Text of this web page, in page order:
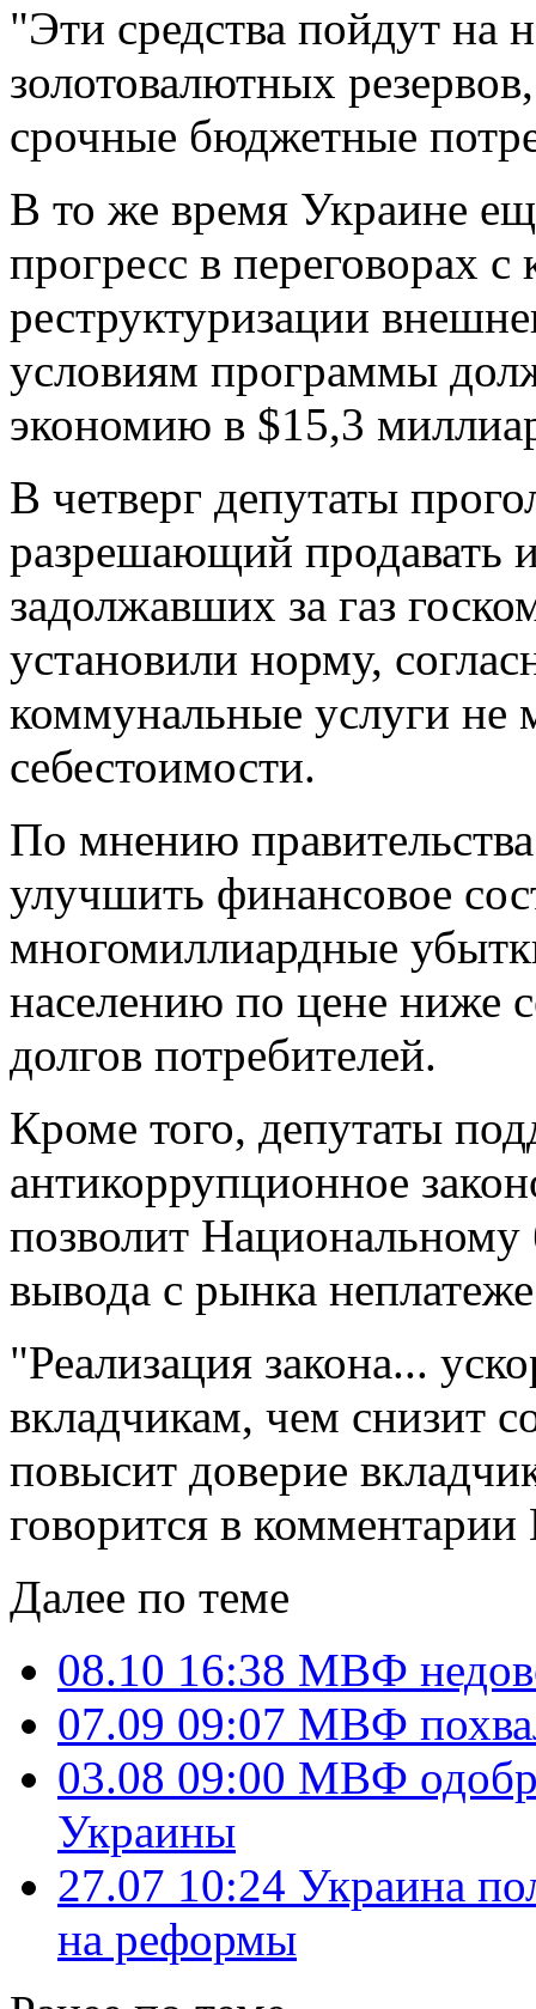
"Эти средства пойдут на
золотовалютных
срочные бюджетные
В то же время Украине
прогресс в переговорах
реструктуризации
условиям программы
экономию в $15,3
В четверг депутаты
разрешающий продавать
задолжавших за газ
установили норму,
коммунальные услуги не
себестоимости.
По мнению
улучшить финансовое
многомиллиардные
населению по цене ниже
долгов потребителей.
Кроме того, депутаты
антикоррупционное
позволит Национальному
вывода с рынка
"Реализация закона...
вкладчикам, чем снизит
повысит доверие
говорится в
Далее по теме
08.10 16:38 МВФ
07.09 09:07 МВФ
03.08 09:00 МВФ
Украины
27.07 10:24 Украина
на реформы